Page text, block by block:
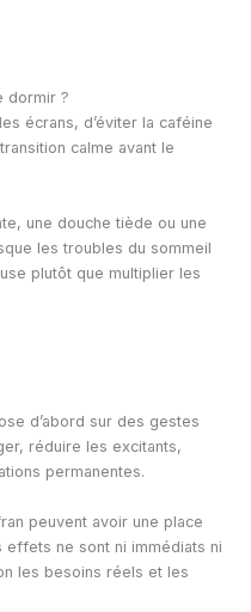
dormir ?
écrans, d’éviter la caféine
calme avant le
une douche tiède ou une
les troubles du sommeil
plutôt que multiplier les
d’abord sur des gestes
réduire les excitants,
permanentes.
peuvent avoir une place
effets ne sont ni immédiats ni
les besoins réels et les